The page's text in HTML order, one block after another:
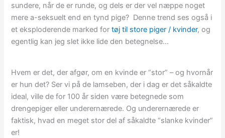
sundere, når de er runde, og dels er der vel næppe noget
mere a-seksuelt end en tynd pige? Denne trend ses også i
et eksploderende marked fortøj til store piger / kvinder, og
egentlig kan jeg slet ikke lide den betegnelse…
Hvem er det, der afgør, om en kvinde er “stor” – og hvornår
er hun det? Ser vi på de lamseben, der i dag er det såkaldte
ideal, ville de for 100 år siden være betegnede som
drengepiger eller underernærede. Og underernærede er
faktisk, hvad en meget stor del af såkaldte “slanke kvinder”
er!